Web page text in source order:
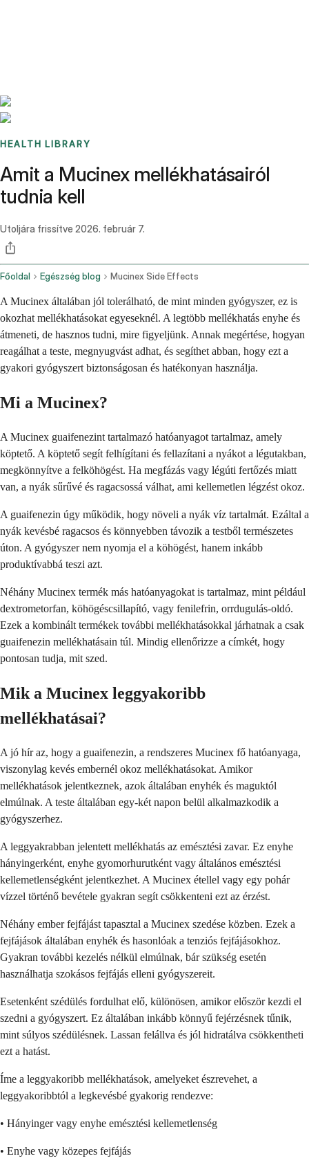
HEALTH LIBRARY
Amit a Mucinex mellékhatásairól
tudnia kell
Utoljára frissítve 2026. február 7.
Főoldal Egészség blog Mucinex Side Effects
A Mucinex általában jól tolerálható, de mint minden gyógyszer, ez is
okozhat mellékhatásokat egyeseknél. A legtöbb mellékhatás enyhe és
átmeneti, de hasznos tudni, mire figyeljünk. Annak megértése, hogyan
reagálhat a teste, megnyugvást adhat, és segíthet abban, hogy ezt a
gyakori gyógyszert biztonságosan és hatékonyan használja.
Mi a Mucinex?
A Mucinex guaifenezint tartalmazó hatóanyagot tartalmaz, amely
köptető. A köptető segít felhígítani és fellazítani a nyákot a légutakban,
megkönnyítve a felköhögést. Ha megfázás vagy légúti fertőzés miatt
van, a nyák sűrűvé és ragacsossá válhat, ami kellemetlen légzést okoz.
A guaifenezin úgy működik, hogy növeli a nyák víz tartalmát. Ezáltal a
nyák kevésbé ragacsos és könnyebben távozik a testből természetes
úton. A gyógyszer nem nyomja el a köhögést, hanem inkább
produktívabbá teszi azt.
Néhány Mucinex termék más hatóanyagokat is tartalmaz, mint például
dextrometorfan, köhögéscsillapító, vagy fenilefrin, orrdugulás-oldó.
Ezek a kombinált termékek további mellékhatásokkal járhatnak a csak
guaifenezin mellékhatásain túl. Mindig ellenőrizze a címkét, hogy
pontosan tudja, mit szed.
Mik a Mucinex leggyakoribb
mellékhatásai?
A jó hír az, hogy a guaifenezin, a rendszeres Mucinex fő hatóanyaga,
viszonylag kevés embernél okoz mellékhatásokat. Amikor
mellékhatások jelentkeznek, azok általában enyhék és maguktól
elmúlnak. A teste általában egy-két napon belül alkalmazkodik a
gyógyszerhez.
A leggyakrabban jelentett mellékhatás az emésztési zavar. Ez enyhe
hányingerként, enyhe gyomorhurutként vagy általános emésztési
kellemetlenségként jelentkezhet. A Mucinex étellel vagy egy pohár
vízzel történő bevétele gyakran segít csökkenteni ezt az érzést.
Néhány ember fejfájást tapasztal a Mucinex szedése közben. Ezek a
fejfájások általában enyhék és hasonlóak a tenziós fejfájásokhoz.
Gyakran további kezelés nélkül elmúlnak, bár szükség esetén
használhatja szokásos fejfájás elleni gyógyszereit.
Esetenként szédülés fordulhat elő, különösen, amikor először kezdi el
szedni a gyógyszert. Ez általában inkább könnyű fejérzésnek tűnik,
mint súlyos szédülésnek. Lassan felállva és jól hidratálva csökkentheti
ezt a hatást.
Íme a leggyakoribb mellékhatások, amelyeket észrevehet, a
leggyakoribbtól a legkevésbé gyakorig rendezve:
• Hányinger vagy enyhe emésztési kellemetlenség
• Enyhe vagy közepes fejfájás